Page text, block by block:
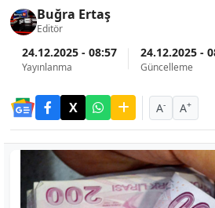
Buğra Ertaş
Editör
24.12.2025 - 08:57
Yayınlanma
24.12.2025 -
Güncelleme
A- A+